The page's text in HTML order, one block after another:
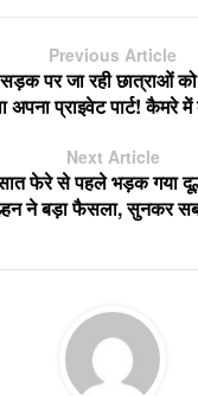
Previous Article
पर जा रही छात्राओं
अपना प्राइवेट पार्ट! कैमरे
Next Article
फेरे से पहले भड़क गया
ने बड़ा फैसला, सुनकर